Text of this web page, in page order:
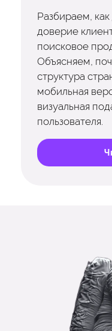
Разбираем,
доверие
поисковое
Объясняем,
структура
мобильная
визуальная
пользователя.